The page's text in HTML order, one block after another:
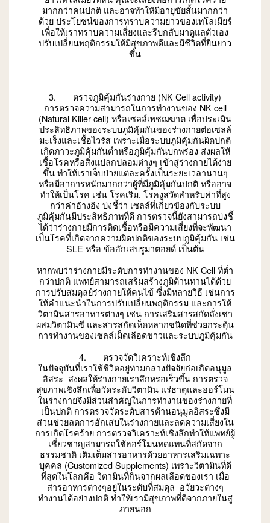
มากกว่าคนปกติ และอาจทำให้มีอายุขัยสั้นมากกว่า
ด้วย ประโยชน์ของการทราบความยาวของเทโลเมียร์
เพื่อให้เราทราบความเสี่ยงและรีบกลับมาดูแลตัวเอง
ปรับเปลี่ยนพฤติกรรมให้มีสุขภาพดีและมีชีวิตที่ยืนยาว
ขึ้น
3. ตรวจภูมิคุ้มกันร่างกาย (NK Cell activity)
การตรวจความสามารถในการทำงานของ NK cell
(Natural Killer cell) หรือเซลล์เพชฌฆาต เพื่อประเมิน
ประสิทธิภาพของระบบภูมิคุ้มกันของร่างกายต่อเซลล์
มะเร็งและเชื้อไวรัส เพราะเมื่อระบบภูมิคุ้มกันผิดปกติ
เกิดภาวะภูมิคุ้มกันต่ำหรือภูมิคุ้มกันบกพร่อง ส่งผลให้
เชื้อโรคหรือสิ่งแปลกปลอมต่างๆ เข้าสู่ร่างกายได้ง่าย
ขึ้น ทำให้เราเจ็บป่วยแต่ละครั้งเป็นระยะเวลานานๆ
หรือมีอาการหนักมากกว่าผู้ที่มีภูมิคุ้มกันปกติ หรืออาจ
ทำให้เป็นโรค เช่น โรคเริม, โรคงูสวัดสำหรับค่าที่สูง
กว่าค่าอ้างอิง บ่งชี้ว่า เซลล์ที่เกี่ยวข้องกับระบบ
ภูมิคุ้มกันมีประสิทธิภาพที่ดี การตรวจนี้ยังสามารถบ่งชี้
ได้ว่าร่างกายมีการติดเชื้อหรือมีความเสี่ยงที่จะพัฒนา
เป็นโรคที่เกิดจากความผิดปกติของระบบภูมิคุ้มกัน เช่น
SLE หรือ ข้ออักเสบรูมาตอยด์ เป็นต้น
หากพบว่าร่างกายมีระดับการทำงานของ NK Cell ที่ต่ำ
กว่าปกติ แพทย์สามารถเสริมสร้างภูมิต้านทานได้ด้วย
การปรับสมดุลย์ร่างกายให้คนไข้ ซึ่งมีหลายวิธี เช่นการ
ให้คำแนะนำในการปรับเปลี่ยนพฤติกรรม และการให้
วิตามินสารอาหารต่างๆ เช่น การเสริมสารสกัดถั่งเช่า
ผสมวิตามินซี และสารสกัดเห็ดหลากชนิดที่ช่วยกระตุ้น
การทำงานของเซลล์เม็ดเลือดขาวและระบบภูมิคุ้มกัน
4. ตรวจวัดวิเคราะห์เชิงลึก
ในปัจจุบันที่เราใช้ชีวิตอยู่ท่ามกลางปัจจัยก่อเกิดอนุมูล
อิสระ ส่งผลให้ร่างกายเราสึกหรอเร็วขึ้น การตรวจ
สุขภาพเชิงลึกเพื่อวัดระดับวิตามิน แร่ธาตุและฮอร์โมน
ในร่างกายจึงมีส่วนสำคัญในการทำงานของร่างกายที่
เป็นปกติ การตรวจวัดระดับสารต้านอนุมูลอิสระซึ่งมี
ส่วนช่วยลดการอักเสบในร่างกายและลดความเสี่ยงใน
การเกิดโรคร้าย การตรวจวิเคราะห์เชิงลึกทำให้แพทย์ผู้
เชี่ยวชาญสามารถใช้ฮอร์โมนทดแทนที่สกัดจาก
ธรรมชาติ เติมเต็มสารอาหารด้วยอาหารเสริมเฉพาะ
บุคคล (Customized Supplements) เพราะวิตามินที่ดี
ที่สุดในโลกคือ วิตามินที่กินจากผลเลือดของเรา เมื่อ
สารอาหารต่างๆอยู่ในระดับที่สมดุล อวัยวะต่างๆ
ทำงานได้อย่างปกติ ทำให้เรามีสุขภาพที่ดีจากภายในสู่
ภายนอก